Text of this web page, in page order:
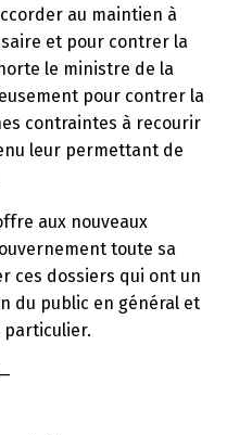
au maintien à
et pour contrer la
le ministre de la
pour contrer la
contraintes à recourir
leur permettant de
aux nouveaux
toute sa
ces dossiers qui ont un
du public en général et
particulier.